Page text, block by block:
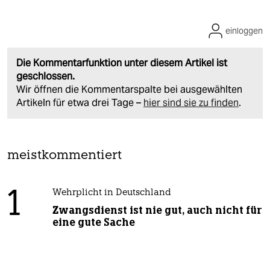
Die Kommentarfunktion unter diesem Artikel ist
geschlossen.
Wir öffnen die Kommentarspalte bei ausgewählten
Artikeln für etwa drei Tage – hier sind sie zu finden.
einloggen
meistkommentiert
1 Wehrplicht in Deutschland
Zwangsdienst ist nie gut, auch nicht für
eine gute Sache